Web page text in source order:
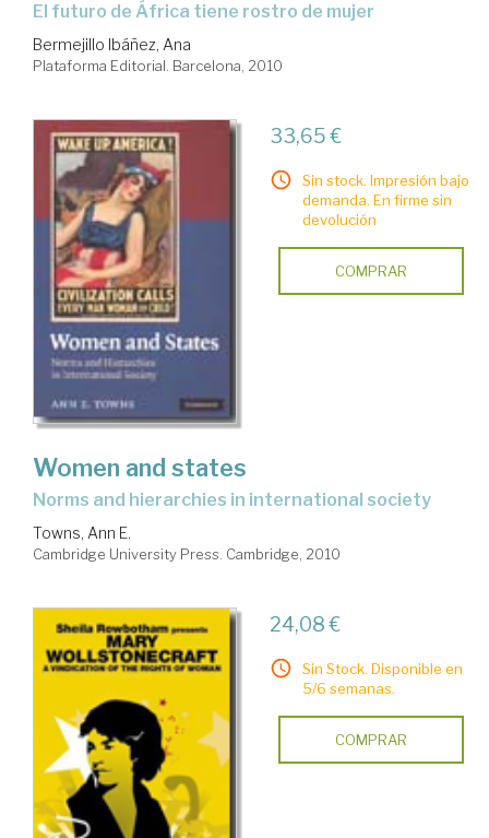
el futuro de África tiene rostro de mujer
Bermejillo Ibáñez, Ana
Plataforma Editorial. Barcelona, 2010
33,65 €
Sin stock. Impresión bajo
demanda. En firme sin
devolución
COMPRAR
Women and states
norms and hierarchies in international society
Towns, Ann E.
Cambridge University Press. Cambridge, 2010
24,08 €
Sin Stock. Disponible en
5/6 semanas.
COMPRAR